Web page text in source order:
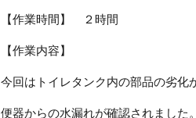
【作業時間】 ２時間
【作業内容】
今回はトイレタンク内の部品の劣化
便器からの水漏れが確認されました